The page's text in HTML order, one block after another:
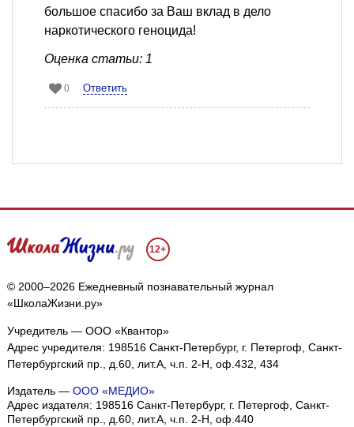
большое спасибо за Ваш вклад в дело
наркотического геноцида!
Оценка статьи: 1
0 Ответить
12+
© 2000–2026 Ежедневный познавательный журнал
«ШколаЖизни.ру»
Учредитель — ООО «Квантор»
Адрес учредителя: 198516 Санкт-Петербург, г. Петергоф, Санкт-
Петербургский пр., д.60, лит.А, ч.п. 2-Н, оф.432, 434
Издатель — ООО «МЕДИО»
Адрес издателя: 198516 Санкт-Петербург, г. Петергоф, Санкт-
Петербургский пр., д.60, лит.А, ч.п. 2-Н, оф.440